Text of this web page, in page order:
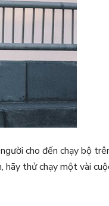
cho đến chạy bộ
hãy thử chạy một vài